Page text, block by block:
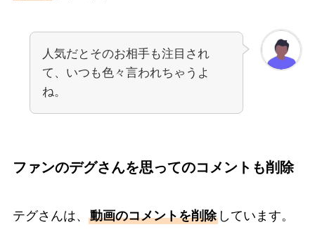
人気だとそのお相手も注目され
て、いつも色々言われちゃうよ
ね。
ファンのデグさんを思ってのコメントも削除
テグさんは、 動画のコメントを削除しています。